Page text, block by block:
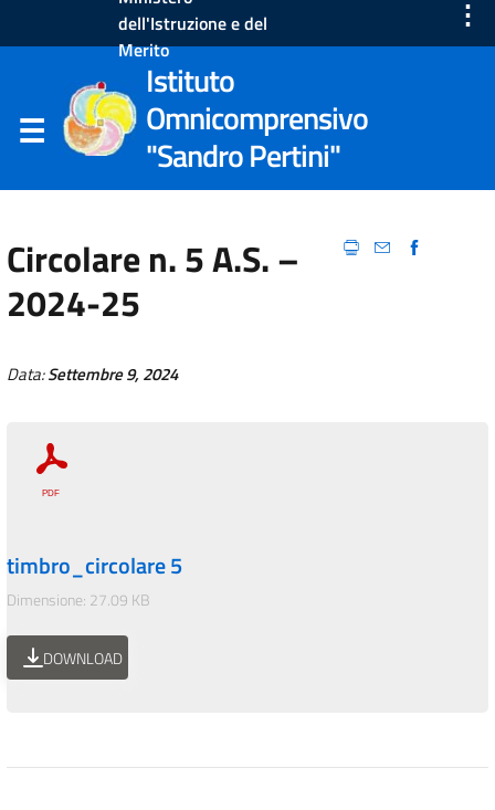
dell'Istruzione e del
Merito
⋮
Istituto
Omnicomprensivo
"Sandro Pertini"
Circolare n. 5 A.S. –
2024-25
Data:Settembre 9, 2024
timbro_circolare 5
Dimensione: 27.09 KB
DOWNLOAD